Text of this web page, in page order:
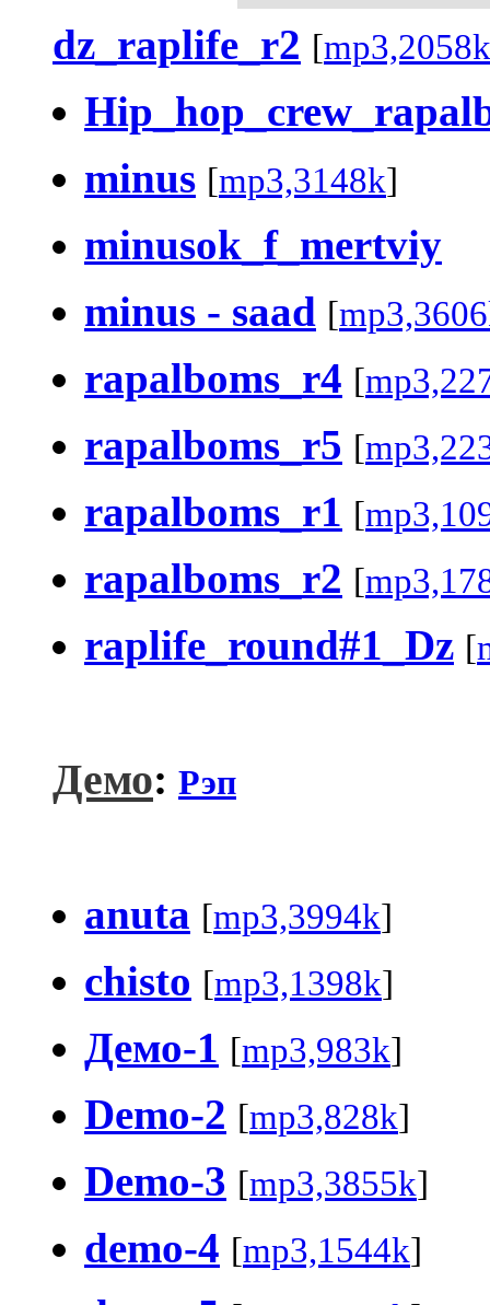
dz_raplife_r2 [mp3,2058k
minus [mp3,3148k]
minusok_f_mertviy
minus - saad [
rapalboms_r4 [
rapalboms_r5 [
rapalboms_r1 [
rapalboms_r2 [
raplife_round#1_Dz [
Демо: Рэп
anuta [mp3,3994k]
chisto [mp3,1398k]
Демо-1 [mp3,983k]
Demo-2 [mp3,828k]
Demo-3 [mp3,3855k]
demo-4 [mp3,1544k]